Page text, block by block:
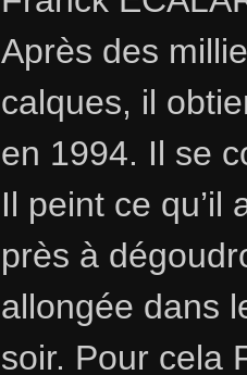
Après des
calques, il
en 1994. Il se
Il peint ce qu’il
près à
allongée dans
soir. Pour cela